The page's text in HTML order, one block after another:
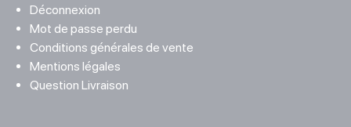
Déconnexion
Mot de passe perdu
Conditions générales de vente
Mentions légales
Question Livraison